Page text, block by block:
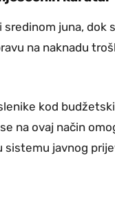
juna, dok
na naknadu
kod
na ovaj način
sistemu javnog